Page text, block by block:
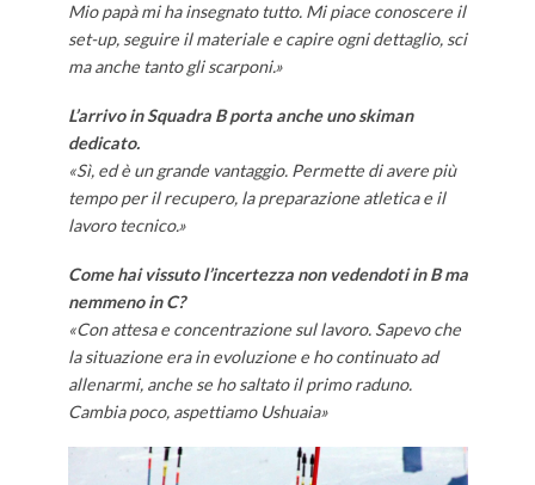
Mio papà mi ha insegnato tutto. Mi piace conoscere il
set-up, seguire il materiale e capire ogni dettaglio, sci
ma anche tanto gli scarponi.»
L’arrivo in Squadra B porta anche uno skiman
dedicato.
«Sì, ed è un grande vantaggio. Permette di avere più
tempo per il recupero, la preparazione atletica e il
lavoro tecnico.»
Come hai vissuto l’incertezza non vedendoti in B ma
nemmeno in C?
«Con attesa e concentrazione sul lavoro. Sapevo che
la situazione era in evoluzione e ho continuato ad
allenarmi, anche se ho saltato il primo raduno.
Cambia poco, aspettiamo Ushuaia»